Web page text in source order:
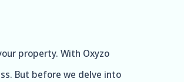
property. With Oxyzo
But before we delve into